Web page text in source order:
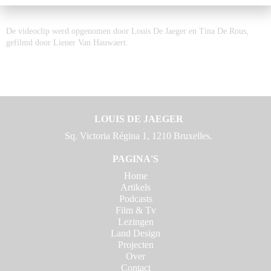
De videoclip werd opgenomen door Louis De Jaeger en Tina De Rous,
gefilmd door Liener Van Hauwaert.
LOUIS DE JAEGER
Sq. Victoria Régina 1, 1210 Bruxelles.
PAGINA'S
Home
Artikels
Podcasts
Film & Tv
Lezingen
Land Design
Projecten
Over
Contact